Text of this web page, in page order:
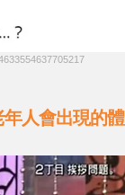
人會出現的體